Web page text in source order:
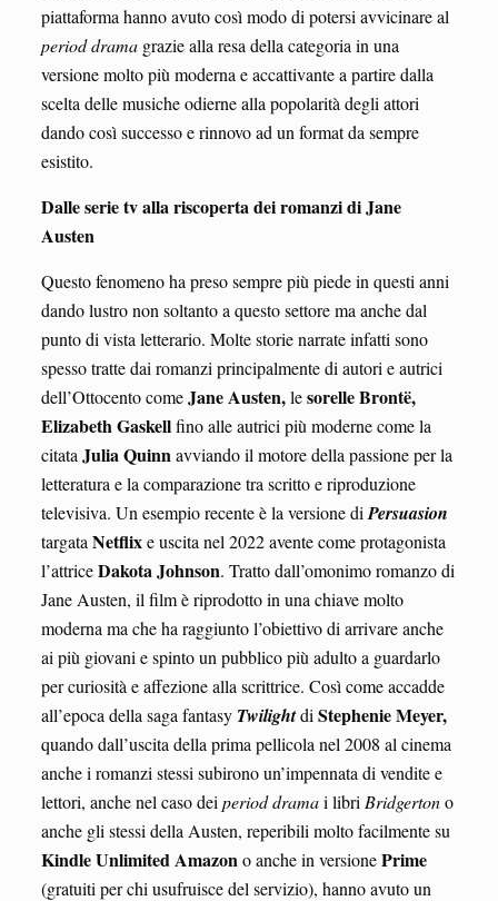
piattaforma hanno avuto così modo di potersi avvicinare al
period drama grazie alla resa della categoria in una
versione molto più moderna e accattivante a partire dalla
scelta delle musiche odierne alla popolarità degli attori
dando così successo e rinnovo ad un format da sempre
esistito.
Dalle serie tv alla riscoperta dei romanzi di Jane
Austen
Questo fenomeno ha preso sempre più piede in questi anni
dando lustro non soltanto a questo settore ma anche dal
punto di vista letterario. Molte storie narrate infatti sono
spesso tratte dai romanzi principalmente di autori e autrici
dell’Ottocento comeJane Austen,lesorelle Brontë,
Elizabeth Gaskellfino alle autrici più moderne come la
citata Julia Quinnavviando il motore della passione per la
letteratura e la comparazione tra scritto e riproduzione
televisiva. Un esempio recente è la versione di Persuasion
targata Netflixe uscita nel 2022 avente come protagonista
l’attriceDakota Johnson. Tratto dall’omonimo romanzo di
Jane Austen, il film è riprodotto in una chiave molto
moderna ma che ha raggiunto l’obiettivo di arrivare anche
ai più giovani e spinto un pubblico più adulto a guardarlo
per curiosità e affezione alla scrittrice. Così come accadde
all’epoca della saga fantasy Twilightdi Stephenie Meyer,
quando dall’uscita della prima pellicola nel 2008 al cinema
anche i romanzi stessi subirono un’impennata di vendite e
lettori, anche nel caso dei period dramai libri Bridgertono
anche gli stessi della Austen, reperibili molto facilmente su
Kindle Unlimited Amazono anche in versionePrime
(gratuiti per chi usufruisce del servizio), hanno avuto un